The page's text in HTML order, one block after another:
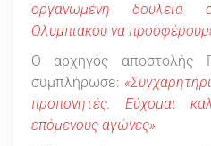
οργανωμένη δουλειά
Ολυμπιακού να
Ο αρχηγός αποστολής
συμπλήρωσε:
προπονητές. Εύχομαι
επόμενους αγώνες»